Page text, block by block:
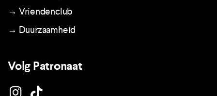
→ Vriendenclub
→ Duurzaamheid
Volg Patronaat